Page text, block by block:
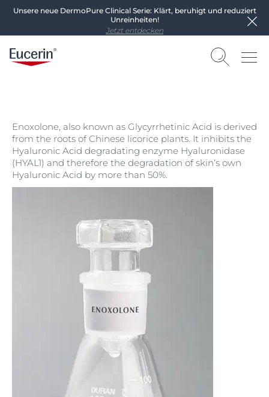
Unsere neue DermoPure Clinical Serie: Klärt, beruhigt und reduziert
Unreinheiten!
Jetzt entdecken
Enoxolone, also known as Glycyrrhetinic Acid is derived
from the roots of Chinese licorice plants. It inhibits the
Hyaluronic Acid degradating enzyme Hyaluronidase
(HYAL1) and therefore the degradation of skin‘s own
Hyaluronic Acid by more than 50%.